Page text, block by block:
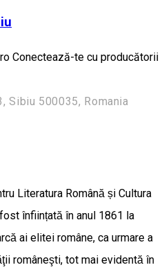
Conectează-te cu producătorii
Sibiu 500035, Romania
Literatura Română și Cultura
înființată în anul 1861 la
ai elitei române, ca urmare a
româneşti, tot mai evidentă în